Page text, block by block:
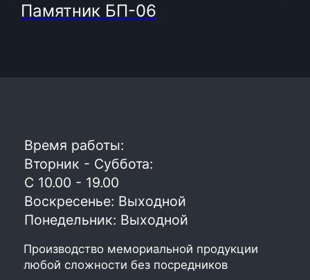
Памятник БП-06